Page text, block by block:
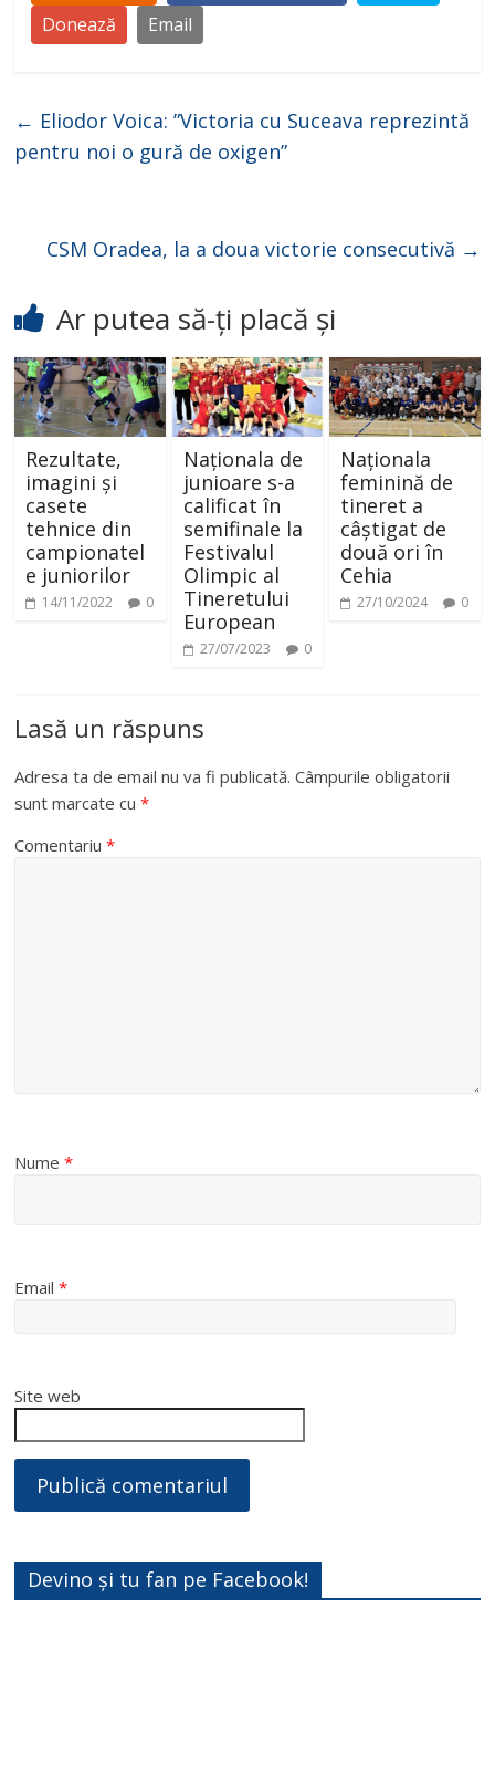
Donează
Email
← Eliodor Voica: ”Victoria cu Suceava reprezintă
pentru noi o gură de oxigen”
CSM Oradea, la a doua victorie consecutivă →
Ar putea să-ți placă și
Rezultate,
imagini și
casete
tehnice din
campionatel
e juniorilor
14/11/2022 0
Naționala de
junioare s-a
calificat în
semifinale la
Festivalul
Olimpic al
Tineretului
European
27/07/2023 0
Naționala
feminină de
tineret a
câștigat de
două ori în
Cehia
27/10/2024 0
Lasă un răspuns
Adresa ta de email nu va fi publicată. Câmpurile obligatorii
sunt marcate cu*
Comentariu*
Nume*
Email*
Site web
Devino și tu fan pe Facebook!